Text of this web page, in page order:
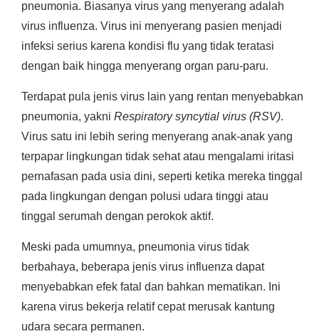
pneumonia. Biasanya virus yang menyerang adalah
virus influenza. Virus ini menyerang pasien menjadi
infeksi serius karena kondisi flu yang tidak teratasi
dengan baik hingga menyerang organ paru-paru.
Terdapat pula jenis virus lain yang rentan menyebabkan
pneumonia, yakni Respiratory syncytial virus (RSV).
Virus satu ini lebih sering menyerang anak-anak yang
terpapar lingkungan tidak sehat atau mengalami iritasi
pernafasan pada usia dini, seperti ketika mereka tinggal
pada lingkungan dengan polusi udara tinggi atau
tinggal serumah dengan perokok aktif.
Meski pada umumnya, pneumonia virus tidak
berbahaya, beberapa jenis virus influenza dapat
menyebabkan efek fatal dan bahkan mematikan. Ini
karena virus bekerja relatif cepat merusak kantung
udara secara permanen.